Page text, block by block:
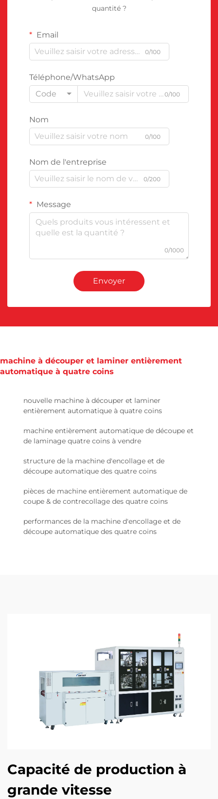
quantité ?
Email
0/100
Téléphone/WhatsApp
Code
0/100
Nom
0/100
Nom de l'entreprise
0/200
Message
0/1000
Envoyer
machine à découper et laminer entièrement
automatique à quatre coins
nouvelle machine à découper et laminer
entièrement automatique à quatre coins
machine entièrement automatique de découpe et
de laminage quatre coins à vendre
structure de la machine d'encollage et de
découpe automatique des quatre coins
pièces de machine entièrement automatique de
coupe & de contrecollage des quatre coins
performances de la machine d'encollage et de
découpe automatique des quatre coins
Capacité de production à
grande vitesse